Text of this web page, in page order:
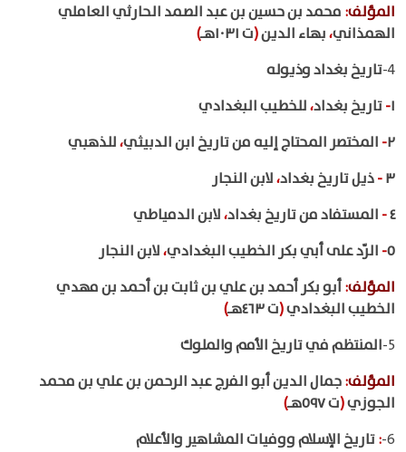
المؤلف: محمد بن حسين بن عبد الصمد الحارثي العاملي
الهمذاني،بهاء الدين(ت ١٠٣١هـ
)
4- تاريخ بغداد وذيوله
١-تاريخ بغداد،للخطيب البغدادي
٢- المختصر المحتاج إليه من تاريخ ابن الدبيثي،للذهبي
٣-ذيل تاريخ بغداد،لابن النجار
٤- المستفاد من تاريخ بغداد،لابن الدمياطي
٥- الرّد على أبي بكر الخطيب البغدادي،لابن النجار
المؤلف:أبو بكر أحمد بن علي بن ثابت بن أحمد بن مهدي
الخطيب البغدادي(ت ٤٦٣هـ
)
5- المنتظم في تاريخ الأمم والملوك
المؤلف:جمال الدين أبو الفرج عبد الرحمن بن علي بن محمد
الجوزي(ت ٥٩٧هـ
)
6-
:تاريخ الإسلام ووفيات المشاهير والأعلام